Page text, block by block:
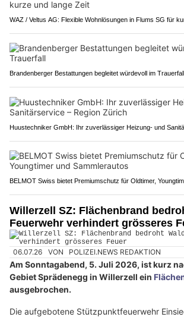
WAZ / Veltus AG: Flexible Wohnlösungen in Flums SG für
Brandenberger Bestattungen begleitet würdevoll im Trauerfall
Huustechniker GmbH: Ihr zuverlässiger Heizung- und
BELMOT Swiss bietet Premiumschutz für Oldtimer,
Willerzell SZ: Flächenbrand
Feuerwehr verhindert grösseres
06.07.26 VON POLIZEI.NEWS REDAKTION
Am Sonntagabend, 5. Juli 2026, ist kurz
Gebiet Sprädenegg in Willerzell ein
ausgebrochen.
Die aufgebotene Stützpunktfeuerwehr